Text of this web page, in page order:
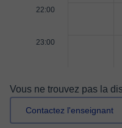
22:00
23:00
Vous ne trouvez pas la
Contactez l'enseignant